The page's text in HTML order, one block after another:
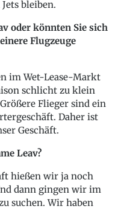
bleiben.
oder könnten Sie sich
Flugzeuge
im Wet-Lease-Markt
schlicht zu klein
Flieger sind ein
Daher ist
Geschäft.
Leav?
hießen wir ja noch
dann gingen wir im
suchen. Wir haben